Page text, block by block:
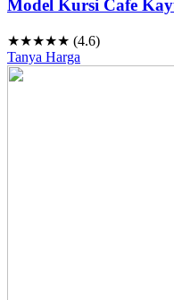
Model Kursi Cafe
★★★★★ (4.6)
Tanya Harga